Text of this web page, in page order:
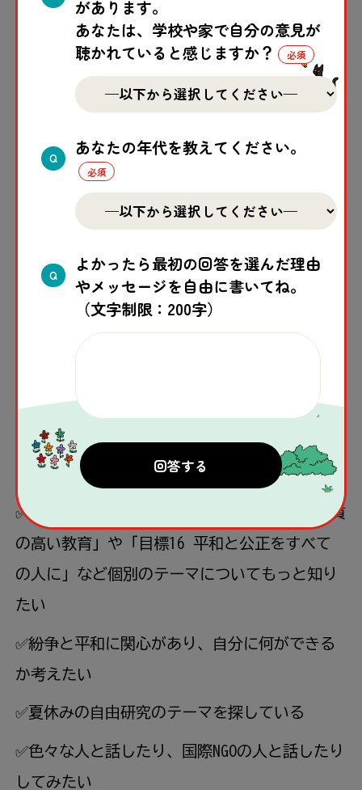
https://ssd-summerworkshop2.peatix.com
こんな方におすすめ！
い。
✅世界の紛争地における教育の現状について知
りたい
✅学校でSDGsについて学んでおり、「目標4 質
の高い教育」や「目標16 平和と公正をすべて
の人に」など個別のテーマについてもっと知り
たい
✅紛争と平和に関心があり、自分に何ができる
か考えたい
✅夏休みの自由研究のテーマを探している
✅色々な人と話したり、国際NGOの人と話したり
してみたい
があります。
あなたは、学校や家で自分の意見が
聴かれていると感じますか？
Q
あなたの年代を教えてください。
Q
よかったら最初の回答を選んだ理由
やメッセージを自由に書いてね。
（文字制限：200字）